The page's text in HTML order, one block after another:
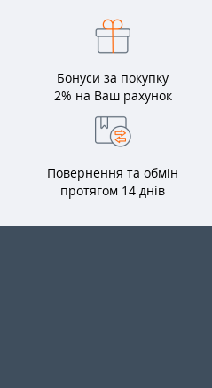
Бонуси за покупку
2% на Ваш рахунок
Повернення та обмін
протягом 14 днів